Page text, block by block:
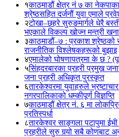
१काठमाडौं क्षेत्र नं ७ का
श्रेष्ठसहित दर्जनौं युवा एमाले
२टोखा–छहरे सुरुङमार्गले धेरै
भएकाले विकल्प खोज्न मन्त्री
३काठमाडौं–७ : प्रकाश श्रेष्ठको
राजनीतिक विश्लेषकहरूको बुझाइ
४एमालेको घोषणापत्रमा के छ ?
५सिंहदरबारका प्रहरी प्रमुख
जना प्रहरी अधिकृत पुरस्कृत
६तारकेश्वरमा युवाहरुले
नगरपालिकाको धम्कीपूर्ण विज्ञप्ति
७काठमाडौं क्षेत्र नं. ६ मा
प्रतिस्पर्धा
८तारकेश्वर साङ्गला पटापुमा
प्रहरीले सुरु गर्‍यो सबै कोणबाट